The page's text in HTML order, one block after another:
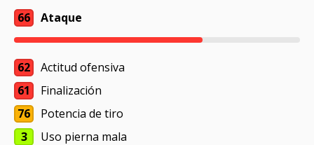
66
Ataque
62
Actitud ofensiva
61
Finalización
76
Potencia de tiro
3
Uso pierna mala